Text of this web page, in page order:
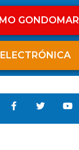
GONDOMAR